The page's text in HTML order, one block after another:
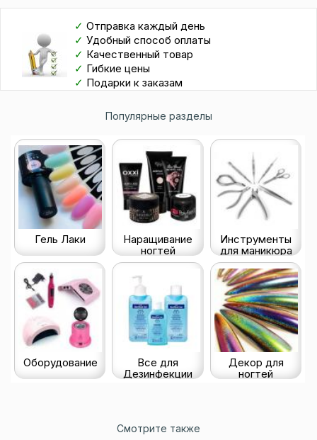
✓ Отправка каждый день
✓ Удобный способ оплаты
✓ Качественный товар
✓ Гибкие цены
✓ Подарки к заказам
Популярные разделы
Гель Лаки
Наращивание
ногтей
Инструменты
для маникюра
Оборудование
Все для
Дезинфекции
Декор для
ногтей
Смотрите также